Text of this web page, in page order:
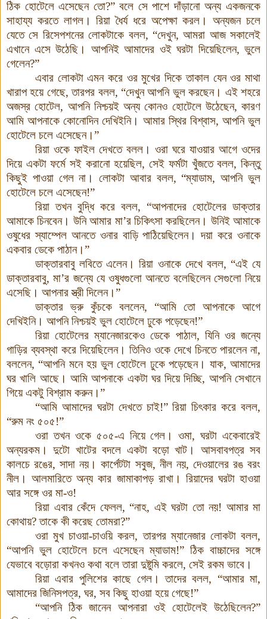
ঠিক হোটেলে এসেছেন তো?” বলে সে পাশে দাঁড়ানো অন্য একজনকে
সাহায্য করতে লাগল। রিয়া ধৈর্য ধরে অপেক্ষা করল। অন্যজন চলে
যেতে সে রিসেপশনের লোকটাকে বলল, “দেখুন, আমরা আজ সকালেই
এখানে এসে উঠেছি। আপনিই আমাদের ওই ঘরটা দিয়েছিলেন, ভুলে
গেলেন?”
এবার লোকটা এমন করে ওর মুখের দিকে তাকাল যেন ওর মাথা
খারাপ হয়ে গেছে, তারপর বলল, “দেখুন আপনি ভুল করছেন। এই শহরে
অজস্র হোটেল, আপনি নিশ্চয়ই অন্য কোনও হোটেলে উঠেছেন, কারণ
আমি আপনাকে কোনোদিন দেখিইনি। আমার স্থির বিশ্বাস, আপনি ভুল
হোটেলে চলে এসেছেন।”
রিয়া ওকে ফাইল দেখতে বলল। ওরা ঘরে যাওয়ার আগে ওদের
দিয়ে একটা ফর্মে সই করানো হয়েছিল, সেই ফর্মটা খুঁজতে বলল, কিন্তু
কিছুই পাওয়া গেল না। লোকটা আবার বলল, “ম্যাডাম, আপনি ভুল
হোটেলে চলে এসেছেন!”
রিয়া তখন বুদ্ধি করে বলল, “আপনাদের হোটেলের ডাক্তার
আমাকে চিনবেন। উনি আমার মা’র চিকিৎসা করছিলেন। উনিই আমাকে
ওষুধের স্যাম্পেল আনতে ওনার বাড়ি পাঠিয়েছিলেন। দয়া করে ওনাকে
একবার ডেকে পাঠান।”
ডাক্তারবাবু লবিতে এলেন। রিয়া ওনাকে দেখে বলল, “এই যে
ডাক্তারবাবু, মা’র জন্যে যে ওষুধগুলো আনতে বলেছিলেন সেগুলো নিয়ে
এসেছি। আপনার স্ত্রী দিলেন।”
ডাক্তার ভ্রু কুঁচকে বললেন, “আমি তো আপনাকে আগে
দেখিইনি। আপনি নিশ্চয়ই ভুল হোটেলে ঢুকে পড়েছেন!”
রিয়া হোটেলের ম্যানেজারকেও ডেকে পাঠাল, যিনি ওর জন্যে
গাড়ির ব্যবস্থা করে দিয়েছিলেন। তিনিও ওকে দেখে চিনতে পারলেন না,
বললেন, “আপনি মনে হয় ভুল হোটেলে ঢুকে পড়েছেন। যাক, আমাদের
ঘর খালি আছে। আমি আপনাকে একটা ঘর দিয়ে দিচ্ছি, আপনি সেখানে
গিয়ে একটু বিশ্রাম করুন।”
“আমি আমাদের ঘরটা দেখতে চাই!” রিয়া চিৎকার করে বলল,
“রুম নং ৫০৫!”
ওরা তখন ওকে ৫০৫-এ নিয়ে গেল। ওমা, ঘরটা একেবারেই
অন্যরকম। দুটো খাটের বদলে একটা বড়ো খাট। আসবাবপত্র সব
কালচে রঙের, সাদা নয়। কার্পেটটা সবুজ, নীল নয়, দেওয়ালের রঙ বরং
নীল। আলমারিতে অন্য কার জামাকাপড় রাখা। রিয়াদের ঘরটা হাওয়া
আর সঙ্গে ওর মা-ও!
রিয়া এবার কেঁদে ফেলল, “নাহ, এই ঘরটা তো নয়! আমার মা
কোথায়? তাকে কী করেছ তোমরা?”
ওরা মুখ চাওয়া-চাওয়ি করল, তারপর ম্যানেজার লোকটা বলল,
“আপনি ভুল হোটেলে চলে এসেছেন ম্যাডাম!” ঠিক বাচ্চাদের সঙ্গে
যেভাবে বড়োরা কখনও কথা বলে তারা দুষ্টুমি করলে, সেই রকম ভাবে।
রিয়া এবার পুলিশের কাছে গেল। তাদের বলল, “আমার মা,
আমাদের জিনিসপত্র, ঘর, সব কিছু হাওয়া হয়ে গেছে!”
“আপনি ঠিক জানেন আপনারা ওই হোটেলেই উঠেছিলেন?”